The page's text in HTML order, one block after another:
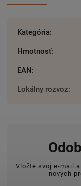
Kategória:
Hmotnosť:
EAN:
Lokálny rozvoz:
Vložte svoj e-mail
nových